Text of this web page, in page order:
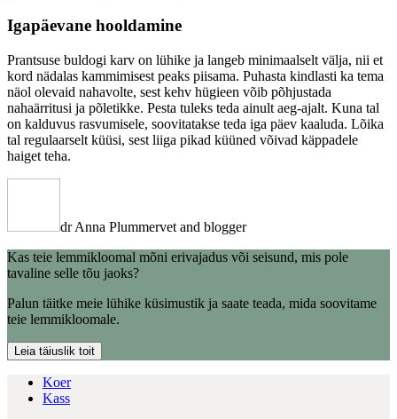
Igapäevane hooldamine
Prantsuse buldogi karv on lühike ja langeb minimaalselt välja, nii et
kord nädalas kammimisest peaks piisama. Puhasta kindlasti ka tema
näol olevaid nahavolte, sest kehv hügieen võib põhjustada
nahaärritusi ja põletikke. Pesta tuleks teda ainult aeg-ajalt. Kuna tal
on kalduvus rasvumisele, soovitatakse teda iga päev kaaluda. Lõika
tal regulaarselt küüsi, sest liiga pikad küüned võivad käppadele
haiget teha.
dr Anna Plummervet and blogger
Kas teie lemmikloomal mõni erivajadus või seisund, mis pole
tavaline selle tõu jaoks?
Palun täitke meie lühike küsimustik ja saate teada, mida soovitame
teie lemmikloomale.
Leia täiuslik toit
Koer
Kass